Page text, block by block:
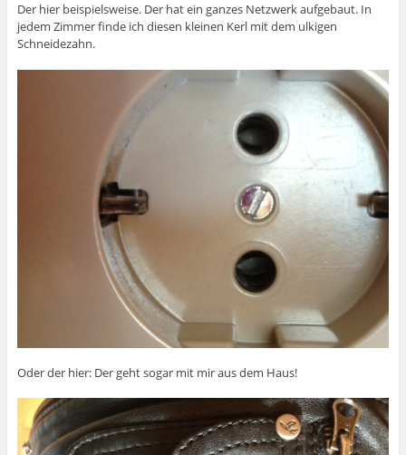
Der hier beispielsweise. Der hat ein ganzes Netzwerk aufgebaut. In
jedem Zimmer finde ich diesen kleinen Kerl mit dem ulkigen
Schneidezahn.
Oder der hier: Der geht sogar mit mir aus dem Haus!